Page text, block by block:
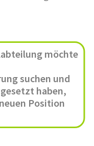
möchte
suchen und
haben,
Position